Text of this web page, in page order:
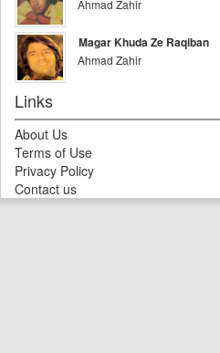
Ahmad Zahir
Magar Khuda Ze Raqiban
Ahmad Zahir
Links
About Us
Terms of Use
Privacy Policy
Contact us